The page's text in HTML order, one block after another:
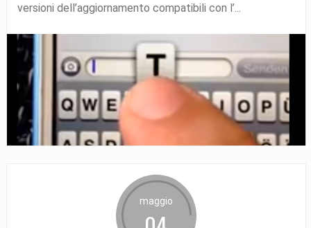
versioni dell’aggiornamento compatibili con l’...
maggio